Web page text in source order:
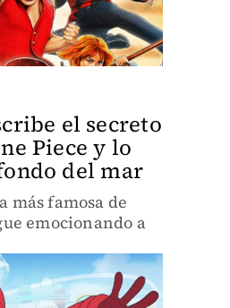
el secreto
Piece y lo
del mar
más famosa de
emocionando a